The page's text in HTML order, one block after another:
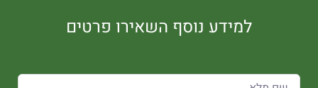
למידע נוסף השאירו פרטים